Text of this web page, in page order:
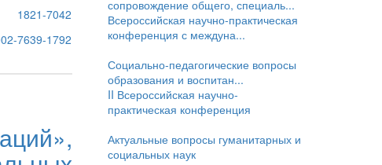
1821-7042
7639-1792
сопровождение общего, специаль...
Всероссийская научно-практическая
конференция с междуна...
Социально-педагогические вопросы
образования и воспитан...
II Всероссийская научно-
практическая конференция
Актуальные вопросы гуманитарных и
социальных наук